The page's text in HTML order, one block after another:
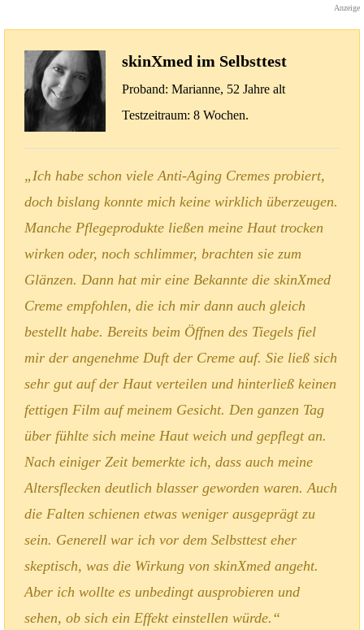
Anzeige
skinXmed im Selbsttest
Proband: Marianne, 52 Jahre alt
Testzeitraum: 8 Wochen.
„Ich habe schon viele Anti-Aging Cremes probiert,
doch bislang konnte mich keine wirklich überzeugen.
Manche Pflegeprodukte ließen meine Haut trocken
wirken oder, noch schlimmer, brachten sie zum
Glänzen. Dann hat mir eine Bekannte die skinXmed
Creme empfohlen, die ich mir dann auch gleich
bestellt habe. Bereits beim Öffnen des Tiegels fiel
mir der angenehme Duft der Creme auf. Sie ließ sich
sehr gut auf der Haut verteilen und hinterließ keinen
fettigen Film auf meinem Gesicht. Den ganzen Tag
über fühlte sich meine Haut weich und gepflegt an.
Nach einiger Zeit bemerkte ich, dass auch meine
Altersflecken deutlich blasser geworden waren. Auch
die Falten schienen etwas weniger ausgeprägt zu
sein. Generell war ich vor dem Selbsttest eher
skeptisch, was die Wirkung von skinXmed angeht.
Aber ich wollte es unbedingt ausprobieren und
sehen, ob sich ein Effekt einstellen würde.“